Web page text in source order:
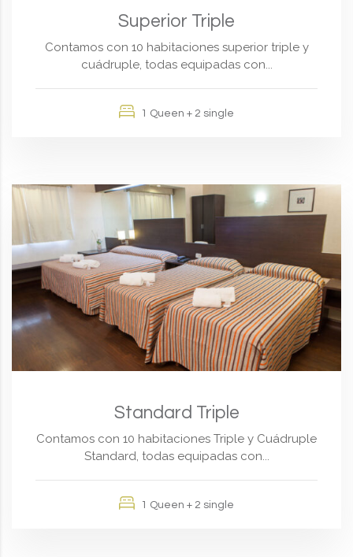
Superior Triple
Contamos con 10 habitaciones superior triple y
cuádruple, todas equipadas con...
1 Queen + 2 single
Standard Triple
Contamos con 10 habitaciones Triple y Cuádruple
Standard, todas equipadas con...
1 Queen + 2 single